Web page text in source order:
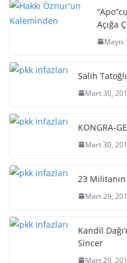
Açığa
Mayıs
Salih
Mart 30,
KONGRA-
Mart 30,
23 Militanın
Mart 29,
Kandil
Sincer
Mart 29,